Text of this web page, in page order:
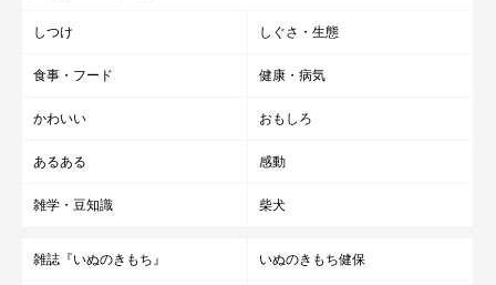
しつけ しぐさ・生態
食事・フード 健康・病気
かわいい おもしろ
あるある 感動
雑学・豆知識 柴犬
雑誌『いぬのきもち』 いぬのきもち健保